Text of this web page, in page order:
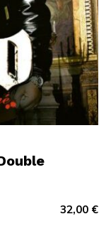
32,00 €